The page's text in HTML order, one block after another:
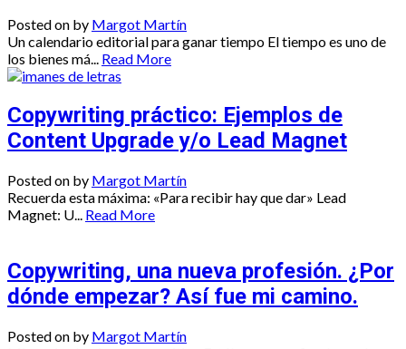
Posted on by Margot Martín
Un calendario editorial para ganar tiempo El tiempo es uno de
los bienes má... Read More
Copywriting práctico: Ejemplos de
Content Upgrade y/o Lead Magnet
Posted on by Margot Martín
Recuerda esta máxima: «Para recibir hay que dar» Lead
Magnet: U... Read More
Copywriting, una nueva profesión. ¿Por
dónde empezar? Así fue mi camino.
Posted on by Margot Martín